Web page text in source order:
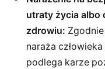
utraty życia albo
zdrowiu:
naraża
podlega karze